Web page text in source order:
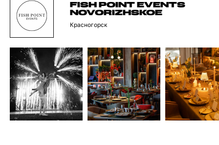
FISH POINT EVENTS
NOVORIZHSKOE
Красногорск